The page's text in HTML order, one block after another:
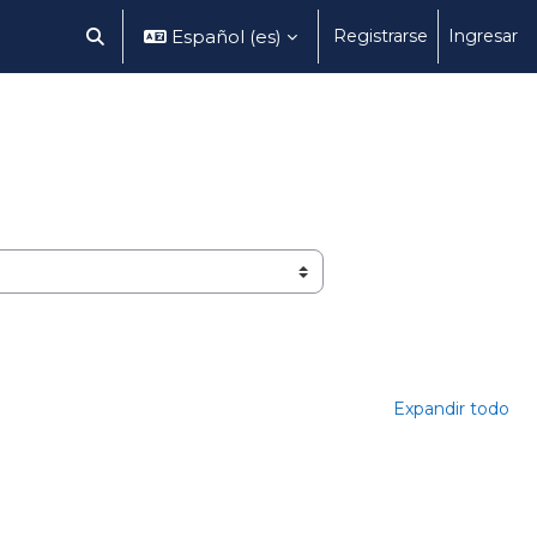
Selector de búsqueda de entrada
Español ‎(es)‎ Registrarse Ingresar
Expandir todo